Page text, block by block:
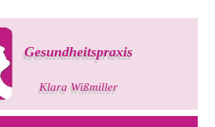
Gesundheitspraxis